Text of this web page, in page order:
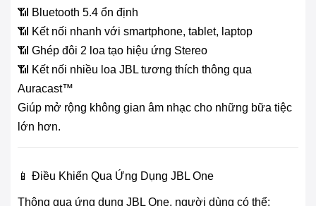
📶 Bluetooth 5.4 ổn định
📶 Kết nối nhanh với smartphone, tablet, laptop
📶 Ghép đôi 2 loa tạo hiệu ứng Stereo
📶 Kết nối nhiều loa JBL tương thích thông qua
Auracast™
Giúp mở rộng không gian âm nhạc cho những bữa tiệc
lớn hơn.
📱 Điều Khiển Qua Ứng Dụng JBL One
Thông qua ứng dụng JBL One, người dùng có thể: